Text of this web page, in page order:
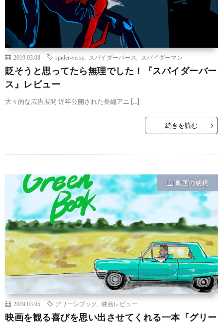
2019.03.08 spider-verse スパイダーバース スパイダーマン
貶そうと思ってたら無理でした！『スパイダーバー
ス』レビュー
大々的な広告展開 近年公開された長編アニ […]
続きを読む
映画の感想
2019.03.05 グリーンブック 映画レビュー
映画を観る喜びを思い出させてくれる一本『グリー